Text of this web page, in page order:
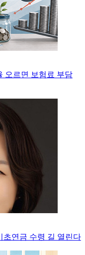
오르면 보험료 부담
초연금 수령 길 열린다